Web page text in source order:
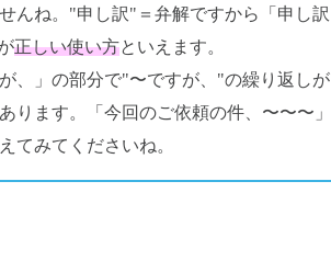
んね。"申し訳"＝弁解ですから「申し訳
正しい使い方といえます。
、」の部分で"〜ですが、"の繰り返しが
ります。「今回のご依頼の件、〜〜〜」
てみてくださいね。